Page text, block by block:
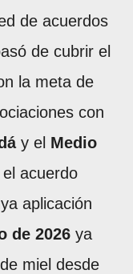
de acuerdos
de cubrir el
la meta de
con
y el Medio
acuerdo
aplicación
de 2026 ya
miel desde